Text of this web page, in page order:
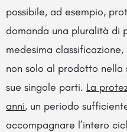
possibile, ad esempio,
domanda una pluralità di
medesima
non solo al prodotto nella
sue singole parti. La
anni, un periodo
accompagnare l’intero